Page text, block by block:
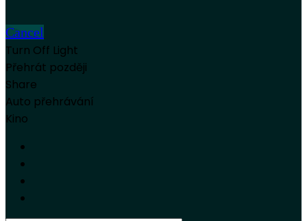
Cancel
Turn Off Light
Přehrát později
Share
Auto přehrávání
Kino